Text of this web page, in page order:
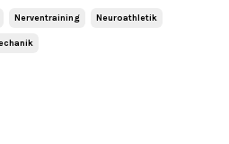
Nerventraining Neuroathletik